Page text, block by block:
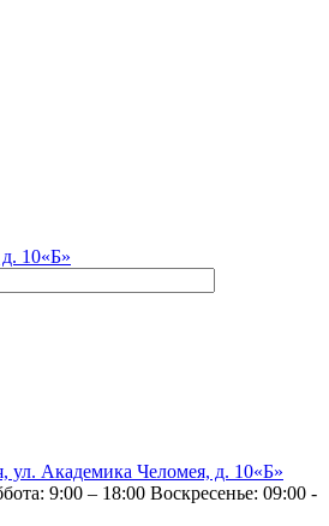
10«Б»
ул. Академика Челомея, д. 10«Б»
9:00 – 18:00 Воскресенье: 09:00 -